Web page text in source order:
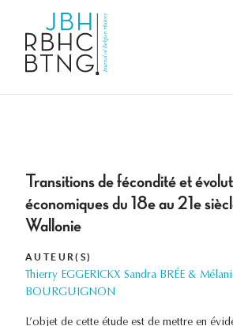
Transitions de fécondité et
économiques du 18e au 21e
Wallonie
AUTEUR(S)
Thierry EGGERICKX Sandra BRÉE &
BOURGUIGNON
L’objet de cette étude est de mettre en